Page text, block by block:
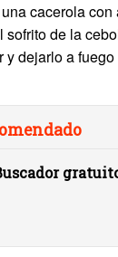
cacerola
sofrito de la
y dejarlo a